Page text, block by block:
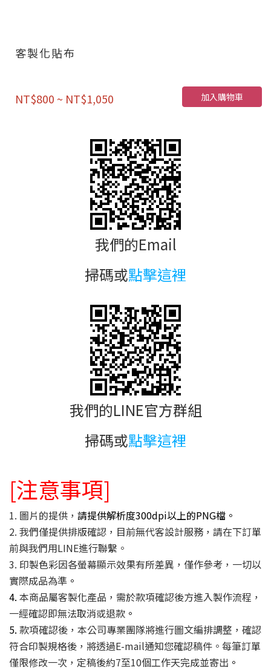
客製化貼布
NT$800 ~ NT$1,050 加入購物車
我們的Email
掃碼或點擊這裡
我們的LINE官方群組
掃碼或點擊這裡
[注意事項]
1. 圖片的提供， 請提供解析度300dpi以上的PNG檔。
2. 我們僅提供排版確認，目前無代客設計服務，請在下訂單
前與我們用LINE進行聯繫。
3. 印製色彩因各螢幕顯示效果有所差異，僅作參考，一切以
實際成品為準 。
4. 本商品屬客製化產品，需於款項確認後方進入製作流程，
一經確認即無法取消或退款 。
5. 款項確認後，本公司專業團隊將進行圖文編排調整，確認
符合印製規格後，將透過E-mail通知您確認稿件。每筆訂單
僅限修改一次，定稿後約7至10個工作天完成並寄出 。